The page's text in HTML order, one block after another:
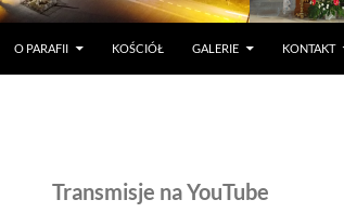
O PARAFII KOŚCIÓŁ GALERIE KONTAKT
Transmisje na YouTube